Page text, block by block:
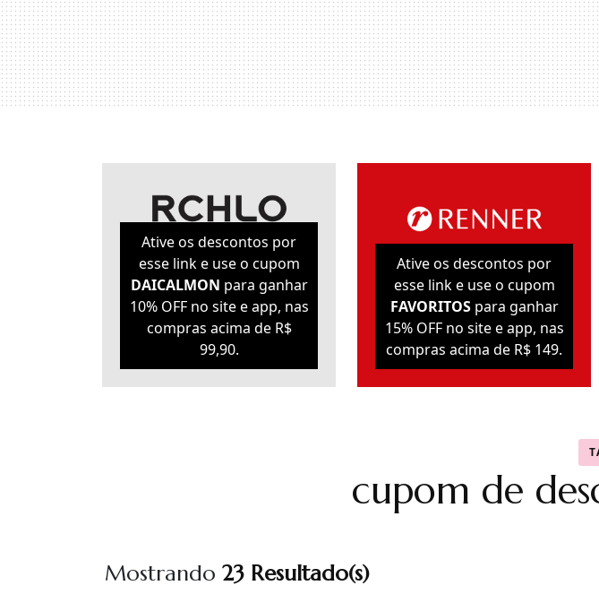
Ative os descontos por
esse link e use o cupom
DAICALMON para ganhar
10% OFF no site e app, nas
compras acima de R$
99,90.
Ative os descontos por
esse link e use o cupom
FAVORITOSpara ganhar
15% OFF no site e app, nas
compras acima de R$ 149.
cupom de
Mostrando 23 Resultado(s)